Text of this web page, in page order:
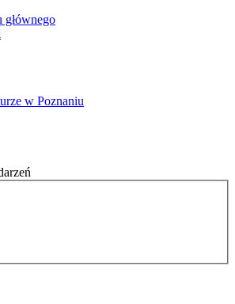
głównego
w Poznaniu